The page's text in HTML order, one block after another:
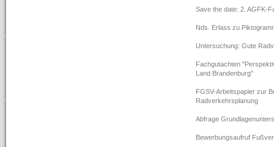
Save the date: 2. AGFK-
Nds. Erlass zu
Untersuchung: Gute
Fachgutachten
Land Brandenburg"
FGSV-Arbeitspapier zur
Radverkehrsplanung
Abfrage
Bewerbungsaufruf